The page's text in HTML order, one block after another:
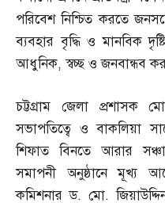
পরিবেশ নিশ্চিত করতে
ব্যবহার বৃদ্ধি ও মানবিক
আধুনিক,স্বচ্ছ ও জনবান্ধব
চট্টগ্রাম জেলা প্রশাসক
সভাপতিত্বে ও বাকলিয়া
শিফাত বিনতে আরার
সমাপনী অনুষ্ঠানে মূখ্য
কমিশনার ড. মো.